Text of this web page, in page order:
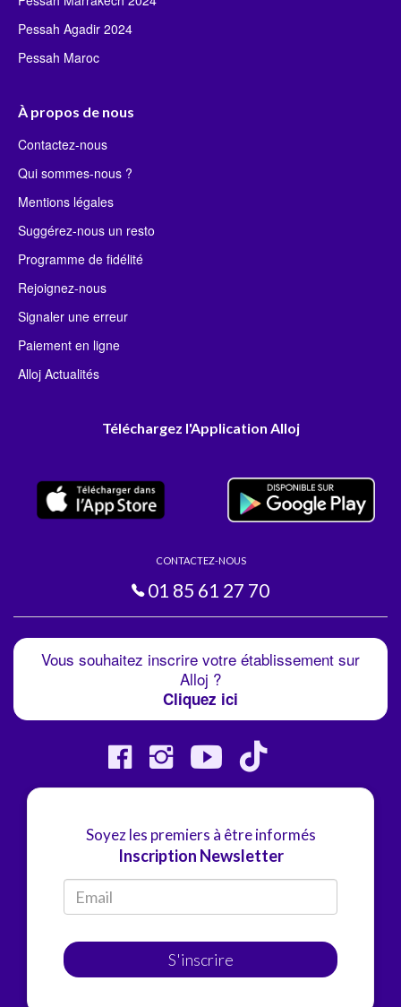
Pessah Agadir 2024
Pessah Maroc
À propos de nous
Contactez-nous
Qui sommes-nous ?
Mentions légales
Suggérez-nous un resto
Programme de fidélité
Rejoignez-nous
Signaler une erreur
Paiement en ligne
Alloj Actualités
Téléchargez l'Application Alloj
CONTACTEZ-NOUS
01 85 61 27 70
Vous souhaitez inscrire votre établissement sur
Alloj ?
Cliquez ici
Soyez les premiers à être informés
Inscription Newsletter
S'inscrire